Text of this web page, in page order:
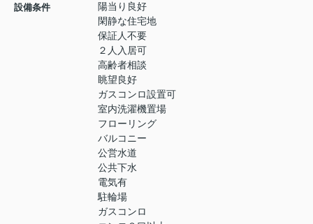
設備条件
陽当り良好
閑静な住宅地
保証人不要
２人入居可
高齢者相談
眺望良好
ガスコンロ設置可
室内洗濯機置場
フローリング
バルコニー
公営水道
公共下水
電気有
駐輪場
ガスコンロ